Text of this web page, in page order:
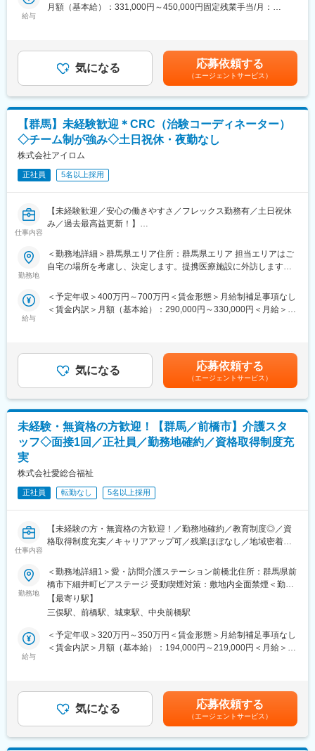
★下記インタビューをぜひご覧ください！
・部門の運営、売上管理
・営業活動
・サービス提供管理・保守
・ご利用者様やご家族へのヒアリング、サービス設計・立上げ
・ケアマネージャーや医療機関、福祉事業所、行政等との調整
・スタッフの採用・指導・育成
・各種プロジェクトへの参加
※担当エリアは選考時の希望を考慮の上、決定します。
【入社直後の流れ】
す。
■入社～1カ月目
格取得。なお、資格取得のための費用は当社負担となります。
■1～3か月目
※研修終了後は現場業務は無くなるため日勤のみ
■3～6か月目
所運営を行います。※上司がメンターとなり手厚いサポートがござ
います。
■本配属後
・各事業所の課題や目的に合わせてマネジメント業務に専念頂き
ます。
※独り立ち後はリモート×出社も可
【キャリアパス（例）】
・サービスリーダー（入社3カ月～※研修期間）
・サービス提供責任者（入社半年／年収420～650万円）
・ブロックマネージャー（年収800～900万円）
・ゼネラルマネージャー（年収900～1200万円）
変更の範囲：会社の定める業務
給与
月額（基本給）：331,000円～450,000円固定残業手当/月：
有■賞与：年2回※前職給与を考慮※経験・スキル・スタートポジシ
ョンにおいて異なる※評価により昇格・昇給あり※エリアにより地
域加算手当分が異なる※時間外手当は別途全額支給賃金はあくまで
も目安の金額であり、選考を通じて上下する可能性があります。
月給(月額)は固定手当を含めた表記です。
気になる 応募依頼する
（エージェントサービス）
【群馬】未経験歓迎＊CRC（治験コーディネーター）
◇チーム制が強み◇土日祝休・夜勤なし
株式会社アイロム
正社員 5名以上採用
仕事内容
【未経験歓迎／安心の働きやすさ／フレックス勤務有／土日祝休
み／過去最高益更新！】
験コーディネーター）として下記業務を行っていただきます。
・患者への試験の説明
■配属先について：ご自宅の住所を考慮した提携先医療機関への配
属となります。基本的には直行直帰にて業務いただきます。
が長期的にそして自身の希望を叶えながら働けるような環境をつ
くることです。フレックス勤務制度、時短制度、産休育休、育児
手当等の制度が充実し、子育てとも両立させながらの勤務が可能
です。また、チームで連携をとり、担当施設内（同じ疾患領域含
む）に対し基本的に複数名の体制となるためお互いにフォローし
合い連携し合う仕事の進め方が根付いています。
【充実の教育と豊富なキャリアパス】
ます。自身のレベルに応じ、実務レベル、マネジメントレベル、
ディレクターレベルといった社内認定制度があり、目標をもって
日々の業務にあたることが可能です。
トしています。CRCとしてのスキルアップも、一度に同じ施設内
の別の疾患領域のプロジェクトを担当することもでき、幅広い経
な経験を積んでいくことも可能です。また、グループの垣根を超
えCRCからSMAやCRAへのキャリアチェンジにとどまらず、先端
医療の研究員への転身など、事業の枠をこえ新たなキャリアにチ
ャレンジされている方もいらっしゃいます。
【業績好調で安定したグループ基盤】
・25周年を迎えたアイロムグループでは先端医療事業・臨床開発
支援事業（CRO・SMO）・メディカルサポートなど多角的な事業
展開でグループシナジーを発揮。23年3月度決算で過去最高益を
変更の範囲：会社の定める業務
勤務地
＜勤務地詳細＞群馬県エリア住所：群馬県エリア 担当エリアはご
自宅の場所を考慮し、決定します。提携医療施設に外訪します。
給与
＜予定年収＞400万円～700万円＜賃金形態＞月給制補足事項なし
＜賃金内訳＞月額（基本給）：290,000円～330,000円＜月給＞
る可能性があります。月給(月額)は固定手当を含めた表記です。
気になる 応募依頼する
（エージェントサービス）
未経験・無資格の方歓迎！【群馬／前橋市】介護スタ
ッフ◇面接1回／正社員／勤務地確約／資格取得制度充
実
株式会社愛総合福祉
正社員 転勤なし 5名以上採用
仕事内容
【未経験の方・無資格の方歓迎！／勤務地確約／教育制度◎／資
格取得制度充実／キャリアアップ可／残業ほぼなし／地域密着型
★介護現場で経験を積み、資格取得もしながら介護の専門職をめ
ざしていただきます。
■業務内容
群馬県前橋市を中心に、ご利用者様のご自宅へ訪問し、生活を支
えるお仕事です。
・日常の見守りや声かけ
訪問介護は、流れ作業ではありません。
勤務地
＜勤務地詳細1＞愛・訪問介護ステーション前橋北住所：群馬県前
橋市下細井町ピアステージ 受動喫煙対策：敷地内全面禁煙＜勤務
地詳細2＞愛・訪問介護ステーション前橋住所：群馬県前橋市三河
町２丁目２－１３ 青木ビル１受動喫煙対策：敷地内全面禁煙
【最寄り駅】
三俣駅、前橋駅、城東駅、中央前橋駅
給与
＜予定年収＞320万円～350万円＜賃金形態＞月給制補足事項なし
＜賃金内訳＞月額（基本給）：194,000円～219,000円＜月給＞
り、選考を通じて上下する可能性があります。月給(月額)は固定手
当を含めた表記です。
気になる 応募依頼する
（エージェントサービス）